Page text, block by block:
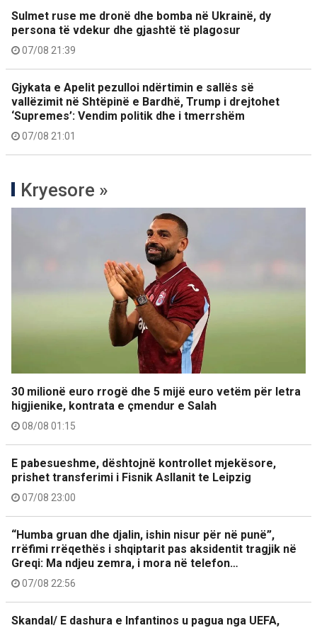
Sulmet ruse me dronë dhe bomba në Ukrainë, dy
persona të vdekur dhe gjashtë të plagosur
07/08 21:39
Gjykata e Apelit pezulloi ndërtimin e sallës së
vallëzimit në Shtëpinë e Bardhë, Trump i drejtohet
‘Supremes’: Vendim politik dhe i tmerrshëm
07/08 21:01
Kryesore »
30 milionë euro rrogë dhe 5 mijë euro vetëm për letra
higjienike, kontrata e çmendur e Salah
08/08 01:15
E pabesueshme, dështojnë kontrollet mjekësore,
prishet transferimi i Fisnik Asllanit te Leipzig
07/08 23:00
“Humba gruan dhe djalin, ishin nisur për në punë”,
rrëfimi rrëqethës i shqiptarit pas aksidentit tragjik në
Greqi: Ma ndjeu zemra, i mora në telefon…
07/08 22:56
Skandal/ E dashura e Infantinos u pagua nga UEFA,